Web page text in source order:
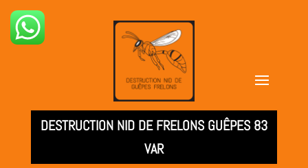
DESTRUCTION NID DE FRELONS GUÊPES 83
VAR